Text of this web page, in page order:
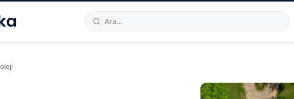
34520TRTelefon:0850 444 30 49E-posta:info@dijinika.net